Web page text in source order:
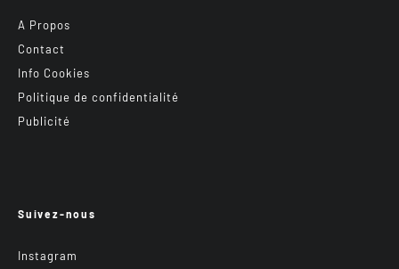
A Propos
Contact
Info Cookies
Politique de confidentialité
Publicité
Suivez-nous
Instagram